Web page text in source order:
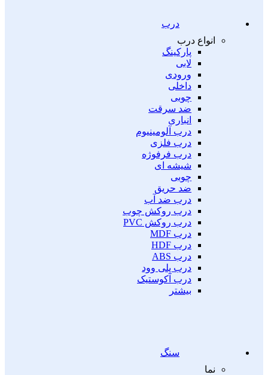
درب
انواع درب
پارکینگ
لابی
ورودی
داخلی
چوبی
ضد سرقت
انباری
درب آلومینیوم
درب فلزی
درب فرفوژه
شیشه ای
چوبی
ضد حریق
درب ضد آب
درب روکش چوب
درب روکش PVC
درب MDF
درب HDF
درب ABS
درب پلی وود
درب آکوستیک
بیشتر
سنگ
نما